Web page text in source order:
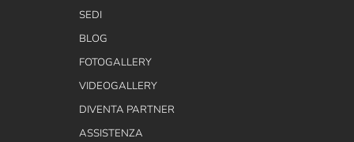
SEDI
BLOG
FOTOGALLERY
VIDEOGALLERY
DIVENTA PARTNER
ASSISTENZA